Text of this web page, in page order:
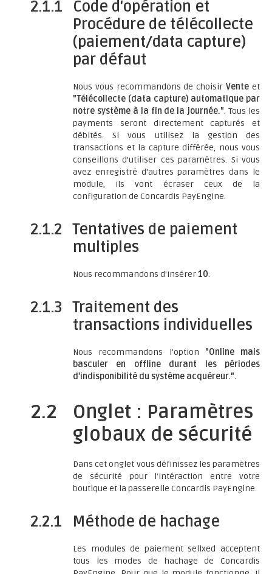
2.1.1
Code d'opération et
Procédure de télécollecte
(paiement/data capture)
par défaut
Nous vous recommandons de choisirVente et
"Télécollecte (data capture) automatique par
notre système à la fin de la journée.". Tous les
payments seront directement capturés et
débités. Si vous utilisez la gestion des
transactions et la capture différée, nous vous
conseillons d'utiliser ces paramètres. Si vous
avez enregistré d'autres paramètres dans le
module, ils vont écraser ceux de la
configuration de Concardis PayEngine.
2.1.2
Tentatives de paiement
multiples
Nous recommandons d'insérer10.
2.1.3
Traitement des
transactions individuelles
Nous recommandons l'option "Online mais
basculer en offline durant les périodes
d’indisponibilité du système acquéreur.".
2.2
Onglet : Paramètres
globaux de sécurité
Dans cet onglet vous définissez les paramètres
de sécurité pour l'intéraction entre votre
boutique et la passerelle Concardis PayEngine.
2.2.1 Méthode de hachage
Les modules de paiement sellxed acceptent
tous les modes de hachage de Concardis